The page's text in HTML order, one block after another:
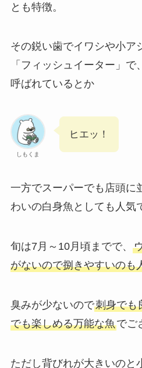
とも特徴。
その鋭い歯でイワシや小ア
「フィッシュイーター」で、
呼ばれているとか
しもくま
ヒエッ！
一方でスーパーでも店頭に
わいの白身魚としても人気
旬は7月～10月頃までで、
がないので捌きやすいのも
臭みが少ないので刺身でも
でも楽しめる万能な魚でご
ただし背びれが大きいのと